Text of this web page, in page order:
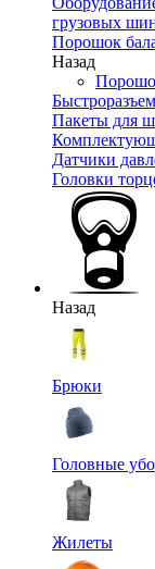
грузовых
Порошок
Назад
Пакеты для
Датчики
Головки
Назад
Брюки
Головные
Жилеты